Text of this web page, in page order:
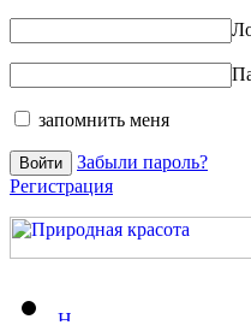
запомнить меня
Забыли пароль?
Регистрация